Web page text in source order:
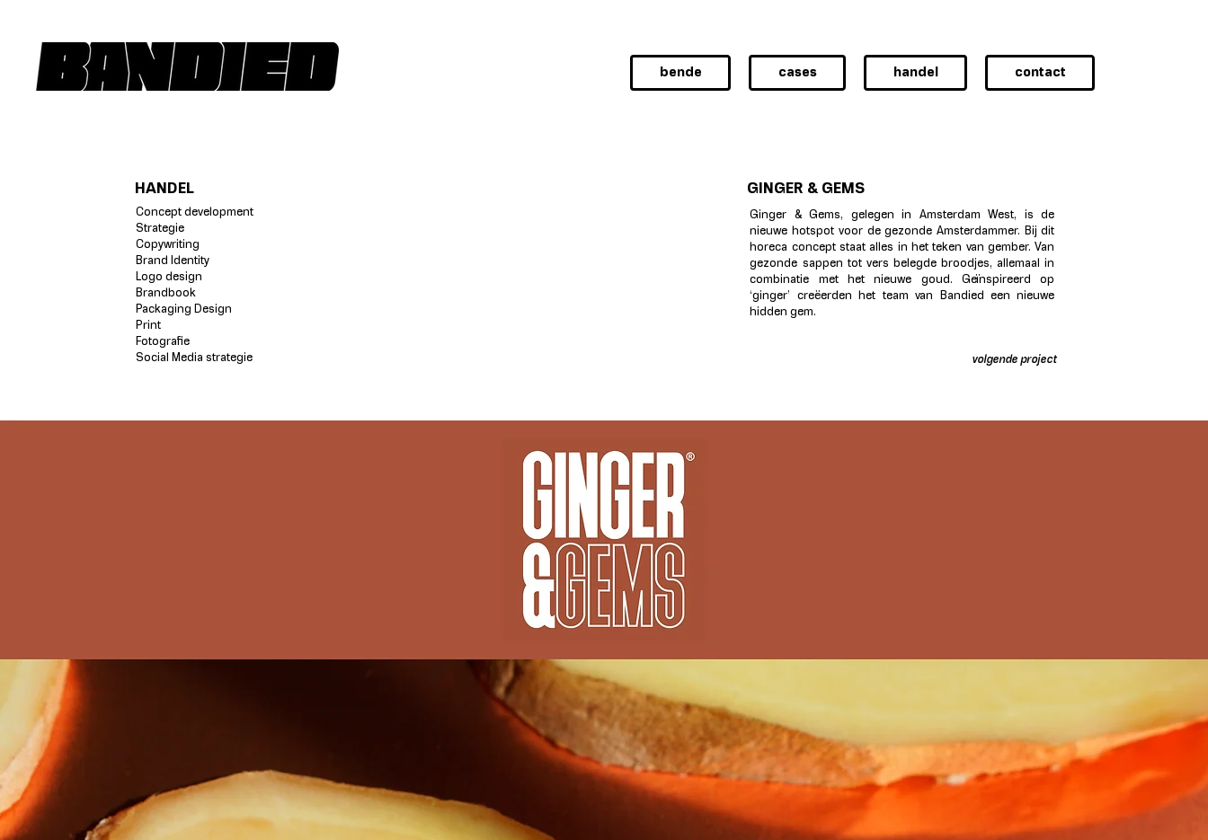
bende cases handel contact
HANDEL
Concept development
Strategie
Copywriting
Brand Identity
Logo design
Brandbook
Packaging Design
Print
Fotografie
Social Media strategie
GINGER & GEMS
Ginger & Gems, gelegen in Amsterdam West, is de
nieuwe hotspot voor de gezonde Amsterdammer. Bij dit
horeca concept staat alles in het teken van gember. Van
gezonde sappen tot vers belegde broodjes, allemaal in
combinatie met het nieuwe goud. Geïnspireerd op
‘ginger’ creëerden het team van Bandied een nieuwe
hidden gem.
volgende project